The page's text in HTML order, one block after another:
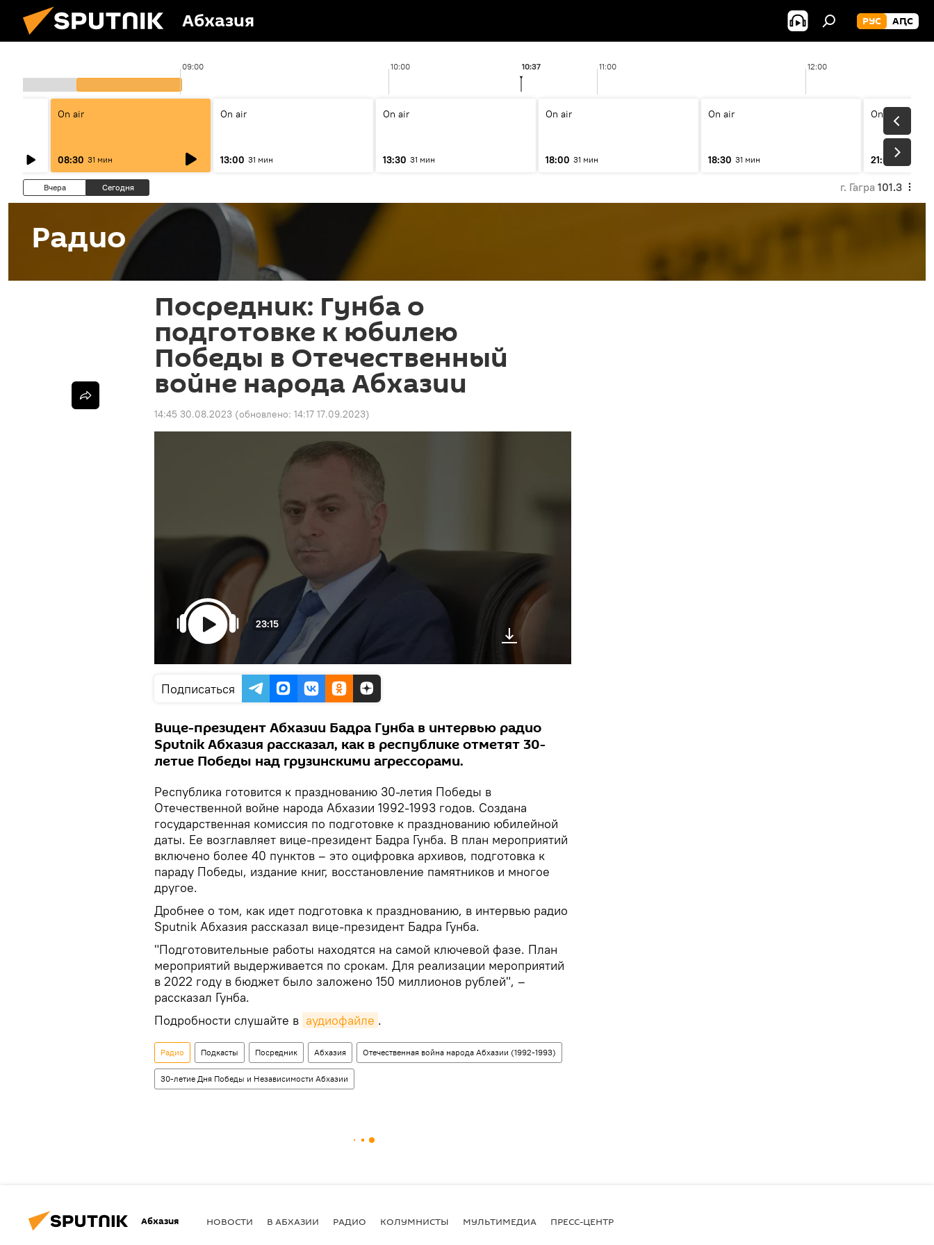
Абхазия РУС АԤС
09:00 10:00 11:00 12:00
10:37
On air
08:30 31 мин
On air
13:00 31 мин
On air
13:30 31 мин
On air
18:00 31 мин
On air
18:30 31 мин
On air
21:00
Вчера Сегодня г. Гагра 101.3
Радио
Посредник: Гунба о
подготовке к юбилею
Победы в Отечественный
войне народа Абхазии
14:45 30.08.2023 (обновлено: 14:17 17.09.2023)
23:15
Подписаться
Вице-президент Абхазии Бадра Гунба в интервью радио
Sputnik Абхазия рассказал, как в республике отметят 30-
летие Победы над грузинскими агрессорами.
Республика готовится к празднованию 30-летия Победы в
Отечественной войне народа Абхазии 1992-1993 годов. Создана
государственная комиссия по подготовке к празднованию юбилейной
даты. Ее возглавляет вице-президент Бадра Гунба. В план мероприятий
включено более 40 пунктов – это оцифровка архивов, подготовка к
параду Победы, издание книг, восстановление памятников и многое
другое.
Дробнее о том, как идет подготовка к празднованию, в интервью радио
Sputnik Абхазия рассказал вице-президент Бадра Гунба.
"Подготовительные работы находятся на самой ключевой фазе. План
мероприятий выдерживается по срокам. Для реализации мероприятий
в 2022 году в бюджет было заложено 150 миллионов рублей", –
рассказал Гунба.
Подробности слушайте в аудиофайле .
Радио Подкасты Посредник Абхазия Отечественная война народа Абхазии (1992-1993)
30-летие Дня Победы и Независимости Абхазии
Абхазия НОВОСТИ В АБХАЗИИ РАДИО КОЛУМНИСТЫ МУЛЬТИМЕДИА ПРЕСС-ЦЕНТР